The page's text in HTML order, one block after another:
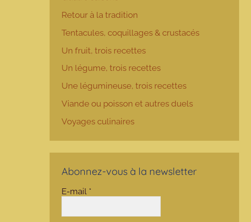
Retour à la tradition
Tentacules, coquillages & crustacés
Un fruit, trois recettes
Un légume, trois recettes
Une légumineuse, trois recettes
Viande ou poisson et autres duels
Voyages culinaires
Abonnez-vous à la newsletter
E-mail *